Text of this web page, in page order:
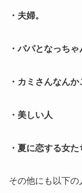
・夫婦。
・パパとなっちゃ
・カミさんなん
・美しい人
・夏に恋する女た
その他にも以下